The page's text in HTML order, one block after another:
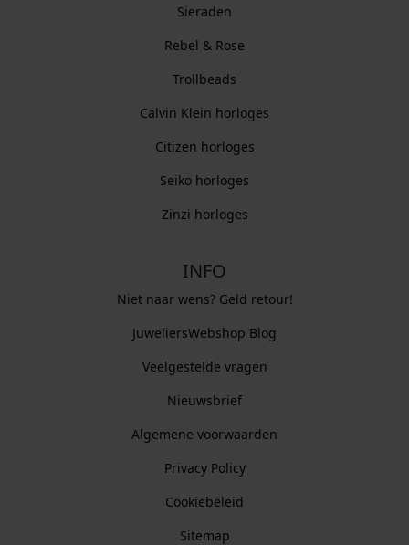
Sieraden
Rebel & Rose
Trollbeads
Calvin Klein horloges
Citizen horloges
Seiko horloges
Zinzi horloges
INFO
Niet naar wens? Geld retour!
JuweliersWebshop Blog
Veelgestelde vragen
Nieuwsbrief
Algemene voorwaarden
Privacy Policy
Cookiebeleid
Sitemap